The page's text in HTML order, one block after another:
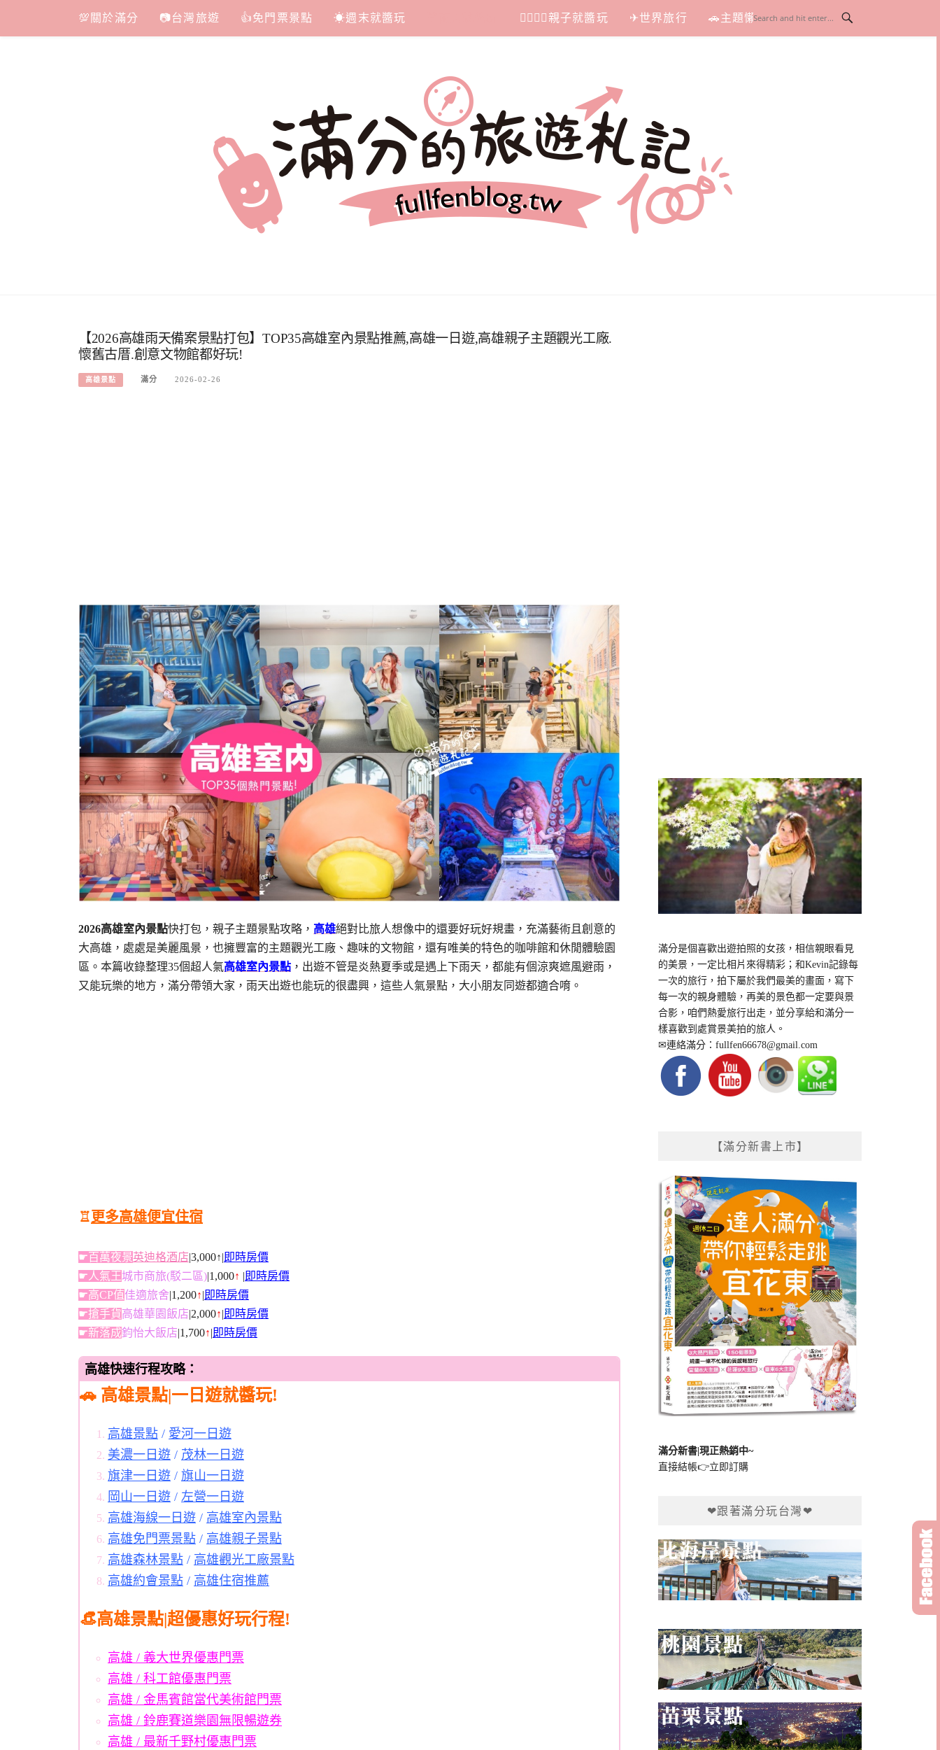
content
💯關於滿分 📷台灣旅遊 👍免門票景點 ☀週末就醬玩 👩‍❤‍💋‍👨親子就醬玩 ✈世界旅行 🚗主題懶人包
【2026高雄雨天備案景點打包】TOP35高雄室內景點推薦,高雄一日遊,高雄親子主題觀光工廠.
懷舊古厝.創意文物館都好玩!
高雄景點 滿分 2026-02-26
2026高雄室內景點快打包，親子主題景點攻略， 高雄絕對比旅人想像中的還要好玩好規畫，充滿藝術且創意的
大高雄，處處是美麗風景，也擁豐富的主題觀光工廠、趣味的文物館，還有唯美的特色的咖啡館和休閒體驗園
區。本篇收錄整理35個超人氣高雄室內景點 ，出遊不管是炎熱夏季或是遇上下雨天，都能有個涼爽遮風避雨，
又能玩樂的地方，滿分帶領大家，雨天出遊也能玩的很盡興，這些人氣景點，大小朋友同遊都適合唷。
♖更多高雄便宜住宿
☛百萬夜景英迪格酒店 |3,000↑| 即時房價
☛人氣王城市商旅(駁二區) |1,000↑ 即時房價
☛高CP值佳適旅舍 |1,200↑ 即時房價
☛搶手貨高雄華園飯店 |2,000↑ 即時房價
☛新落成鈞怡大飯店 |1,700↑ 即時房價
高雄快速行程攻略：
🚗 高雄景點|一日遊就醬玩!
高雄景點 / 愛河一日遊
美濃一日遊 / 茂林一日遊
旗津一日遊 / 旗山一日遊
岡山一日遊 / 左營一日遊
高雄海線一日遊 / 高雄室內景點
高雄免門票景點 / 高雄親子景點
高雄森林景點 / 高雄觀光工廠景點
高雄約會景點 / 高雄住宿推薦
👒高雄景點|超優惠好玩行程!
高雄 / 義大世界優惠門票
高雄 / 科工館優惠門票
高雄 / 金馬賓館當代美術館門票
高雄 / 鈴鹿賽道樂園無限暢遊券
高雄 / 最新千野村優惠門票
滿分是個喜歡出遊拍照的女孩，相信親眼看見
的美景，一定比相片來得精彩；和Kevin記錄每
一次的旅行，拍下屬於我們最美的畫面，寫下
每一次的親身體驗，再美的景色都一定要與景
合影，咱們熱愛旅行出走，並分享給和滿分一
樣喜歡到處賞景美拍的旅人。
✉連絡滿分：fullfen66678@gmail.com
【滿分新書上市】
滿分新書|現正熱銷中~
直接結帳👉立即訂購
❤跟著滿分玩台灣❤